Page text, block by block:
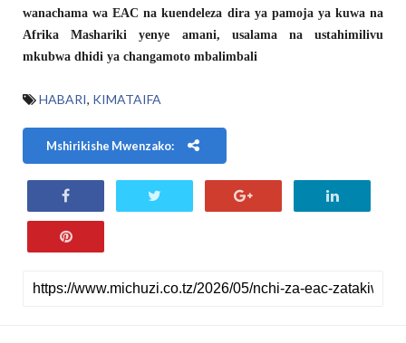
wanachama wa EAC na kuendeleza dira ya pamoja ya kuwa na
Afrika Mashariki yenye amani, usalama na ustahimilivu
mkubwa dhidi ya changamoto mbalimbali
HABARI, KIMATAIFA
Mshirikishe Mwenzako: